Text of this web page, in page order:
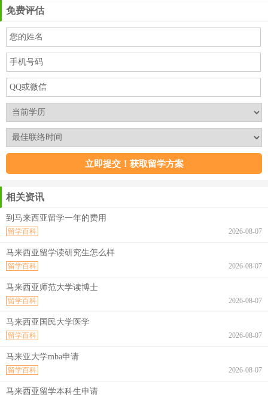
免费评估
相关资讯
到马来西亚留学一年的费用
2026-08-07
留学百科
马来西亚留学读研究生怎么样
2026-08-07
留学百科
马来西亚师范大学读博士
2026-08-07
留学百科
马来西亚国民大学医学
2026-08-07
留学百科
马来亚大学mba申请
2026-08-07
留学百科
马来西亚留学本科生申请